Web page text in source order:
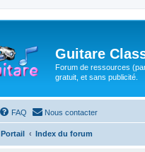
Guitare
Forum de ressources
gratuit, et sans publicité.
FAQ Nous contacter
Portail Index du forum